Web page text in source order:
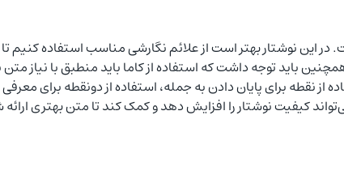
این نوشتار بهتر است از علائم نگارشی مناسب استفاده کنیم
باید توجه داشت که استفاده از کاما باید منطبق با نیاز
برای پایان دادن به جمله، استفاده از دونقطه برای معرفی
کیفیت نوشتار را افزایش دهد و کمک کند تا متن بهتری